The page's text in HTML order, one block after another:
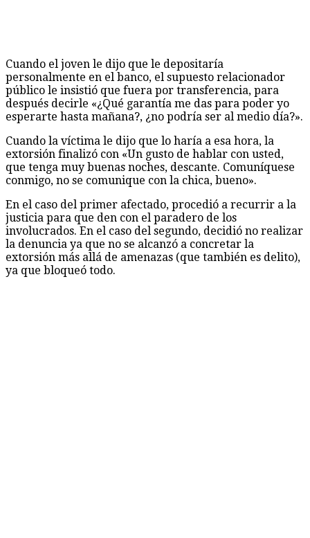
Cuando el joven le dijo que le depositaría
personalmente en el banco, el supuesto relacionador
público le insistió que fuera por transferencia, para
después decirle «¿Qué garantía me das para poder yo
esperarte hasta mañana?, ¿no podría ser al medio día?».
Cuando la víctima le dijo que lo haría a esa hora, la
extorsión finalizó con «Un gusto de hablar con usted,
que tenga muy buenas noches, descante. Comuníquese
conmigo, no se comunique con la chica, bueno».
En el caso del primer afectado, procedió a recurrir a la
justicia para que den con el paradero de los
involucrados. En el caso del segundo, decidió no realizar
la denuncia ya que no se alcanzó a concretar la
extorsión más allá de amenazas (que también es delito),
ya que bloqueó todo.